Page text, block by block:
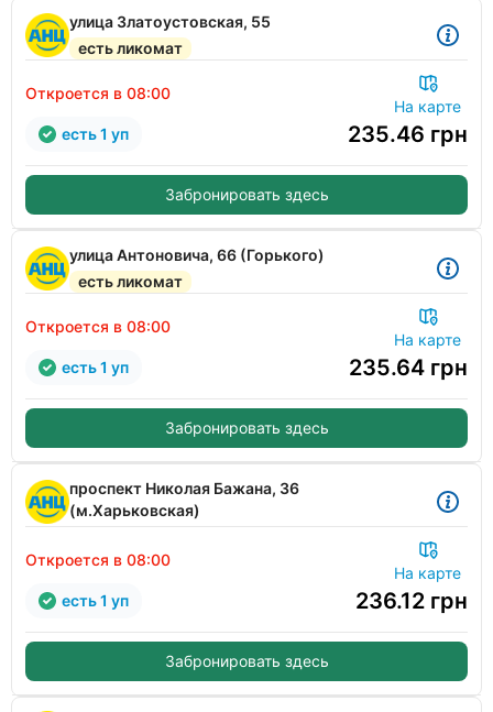
улица Златоустовская, 55
есть ликомат
Откроется в 08:00
На карте
235.46 грн
есть 1 уп
Забронировать здесь
улица Антоновича, 66 (Горького)
есть ликомат
Откроется в 08:00
На карте
235.64 грн
есть 1 уп
Забронировать здесь
проспект Николая Бажана, 36
(м.Харьковская)
Откроется в 08:00
На карте
236.12 грн
есть 1 уп
Забронировать здесь